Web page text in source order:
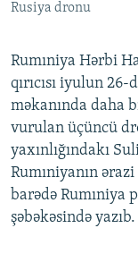
Rusiya dronu
Rumıniya Hərbi
qırıcısı iyulun
məkanında daha
vurulan üçüncü
yaxınlığındakı
Rumıniyanın
barədə Rumıniya
şəbəkəsində yazıb.